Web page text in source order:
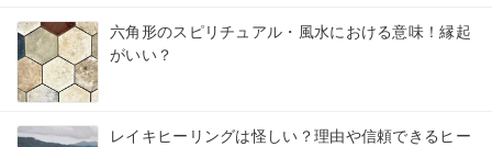
六角形のスピリチュアル・風水における意味！縁起
がいい？
レイキヒーリングは怪しい？理由や信頼できるヒー